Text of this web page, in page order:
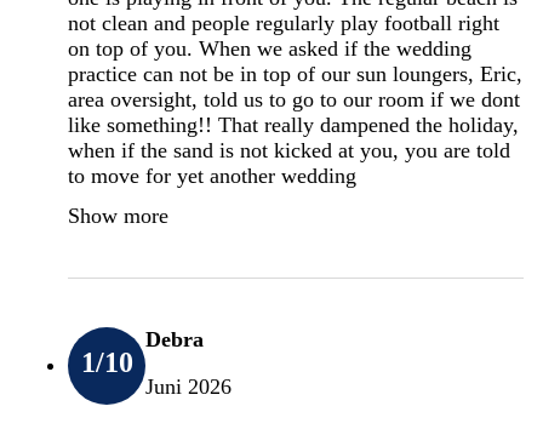
not clean and people regularly play football right
on top of you. When we asked if the wedding
practice can not be in top of our sun loungers, Eric,
area oversight, told us to go to our room if we dont
like something!! That really dampened the holiday,
when if the sand is not kicked at you, you are told
to move for yet another wedding
Show more
1/10
Debra
Juni 2026